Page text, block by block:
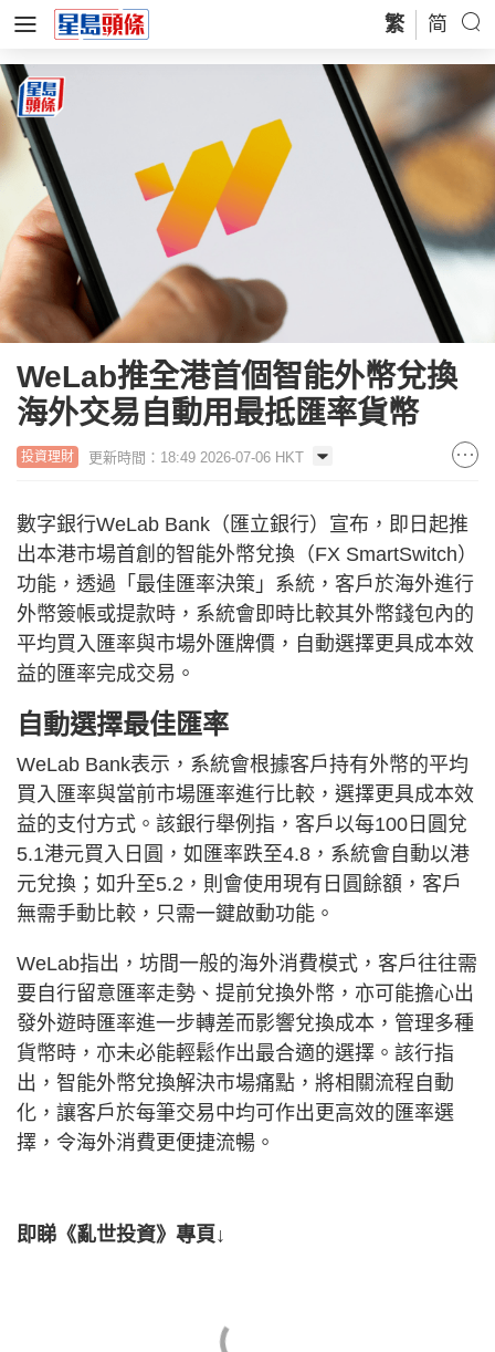
繁 简
WeLab推全港首個智能外幣兌換
海外交易自動用最抵匯率貨幣
投資理財 更新時間：18:49 2026-07-06 HKT
數字銀行WeLab Bank（匯立銀行）宣布，即日起推
出本港市場首創的智能外幣兌換（FX SmartSwitch）
功能，透過「最佳匯率決策」系統，客戶於海外進行
外幣簽帳或提款時，系統會即時比較其外幣錢包內的
平均買入匯率與市場外匯牌價，自動選擇更具成本效
益的匯率完成交易。
自動選擇最佳匯率
WeLab Bank表示，系統會根據客戶持有外幣的平均
買入匯率與當前市場匯率進行比較，選擇更具成本效
益的支付方式。該銀行舉例指，客戶以每100日圓兌
5.1港元買入日圓，如匯率跌至4.8，系統會自動以港
元兌換；如升至5.2，則會使用現有日圓餘額，客戶
無需手動比較，只需一鍵啟動功能。
WeLab指出，坊間一般的海外消費模式，客戶往往需
要自行留意匯率走勢、提前兌換外幣，亦可能擔心出
發外遊時匯率進一步轉差而影響兌換成本，管理多種
貨幣時，亦未必能輕鬆作出最合適的選擇。該行指
出，智能外幣兌換解決市場痛點，將相關流程自動
化，讓客戶於每筆交易中均可作出更高效的匯率選
擇，令海外消費更便捷流暢。
即睇《亂世投資》專頁↓